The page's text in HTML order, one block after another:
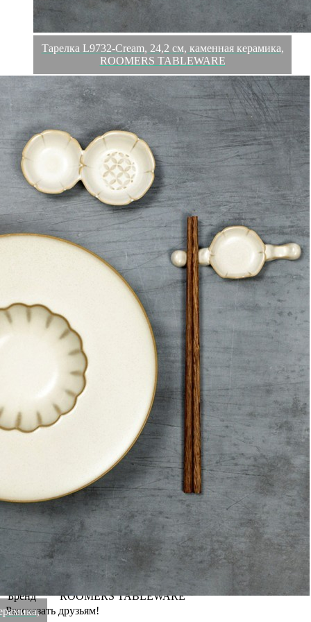
Тарелка L9732-Cream, 24,2 см, каменная керамика,
ROOMERS TABLEWARE
Обзор
Характеристики
Отзывы0
ROOMERS - это воплощение всего самого лучшего в мире
профессиональной посуды, предметов сервировки,
Все коллекции посуды от бренда ROOMERS адаптированы
для использования в ресторанном бизнесе, идеально
сочетаются и гармонично смотрятся в различных концепциях.
Вся посуда ROOMERS выдерживает длительную
интенсивную эксплуатацию. Посуда ROOMERS вдохновляет
рестораторов и шеф-поваров по всему миру. Это уникальный
продукт, наполненный особой атмосферой и обладающий
индивидуальным стилем.
Материал: каменная керамика .
Цвет: Cream.
4.5 см
Ширина
24.2 см
Материал каменная керамика
Длина
24.2 см
Категория
Посуда
Размеры
24.2/24.2/4.5
Бренд
ROOMERS TABLEWARE
Рассказать друзьям!